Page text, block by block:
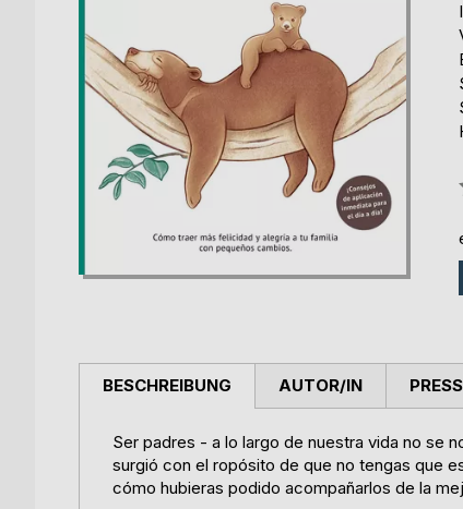
BESCHREIBUNG
Ser padres - a lo largo de nuestra vida no se
surgió con el ropósito de que no tengas que
cómo hubieras podido acompañarlos de la
AUTOR/IN